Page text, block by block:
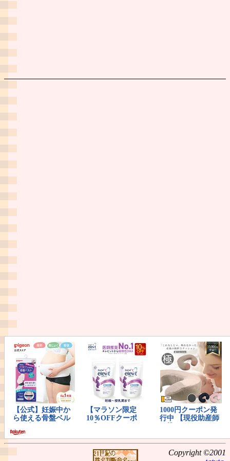
Copyright ©2001